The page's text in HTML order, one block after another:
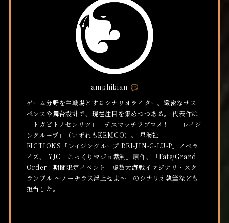
amphibian Comment
ゲーム分野を主戦場とするシナリオライター。緻密なサス
ペンスや舞台設計で、現在注目を集めつつある。 代表作は
「トガビトノセンリツ」「デスマッチラブコメ！」「レイジ
ングループ」（いずれもKEMCO）。 星海社
FICTIONS「レイジングループ REI-JIN-G-LU-P」ノベラ
イズ、 YJC「こっくりマジョ裁判」原作、「Fate/Grand
Order」期間限定イベント「虚数大海戦イマジナリ・スク
ランブル ～ノーチラス浮上せよ～」のシナリオ執筆なども
担当した。